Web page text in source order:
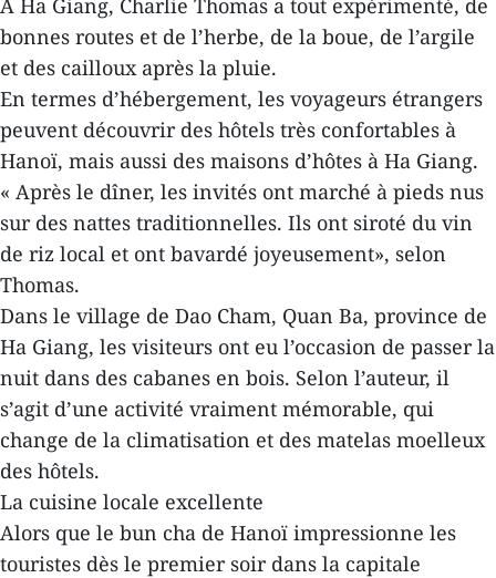
À Ha Giang, Charlie Thomas a tout expérimenté, de
bonnes routes et de l’herbe, de la boue, de l’argile
et des cailloux après la pluie.
En termes d’hébergement, les voyageurs étrangers
peuvent découvrir des hôtels très confortables à
Hanoï, mais aussi des maisons d’hôtes à Ha Giang.
« Après le dîner, les invités ont marché à pieds nus
sur des nattes traditionnelles. Ils ont siroté du vin
de riz local et ont bavardé joyeusement», selon
Thomas.
Dans le village de Dao Cham, Quan Ba, province de
Ha Giang, les visiteurs ont eu l’occasion de passer la
nuit dans des cabanes en bois. Selon l’auteur, il
s’agit d’une activité vraiment mémorable, qui
change de la climatisation et des matelas moelleux
des hôtels.
La cuisine locale excellente
Alors que le bun cha de Hanoï impressionne les
touristes dès le premier soir dans la capitale